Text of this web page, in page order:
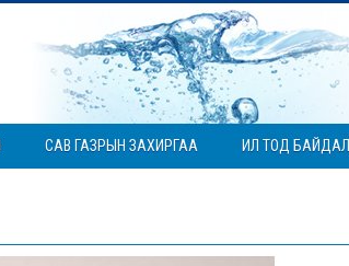
САВ ГАЗРЫН ЗАХИРГАА ИЛ ТОД БАЙДАЛ